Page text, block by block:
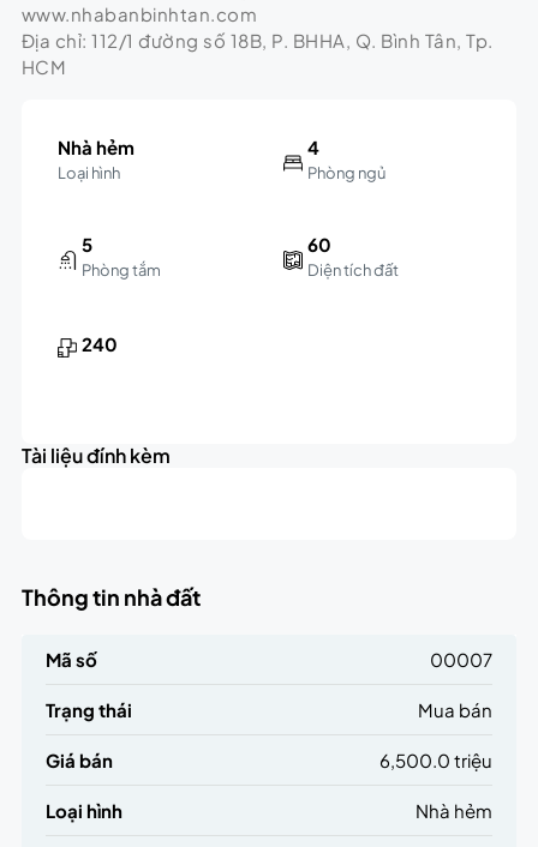
www.nhabanbinhtan.com
Địa chỉ: 112/1 đường số 18B, P. BHHA, Q. Bình Tân, Tp.
HCM
Nhà hẻm
Loại hình
4
Phòng ngủ
5
Phòng tắm
60
Diện tích đất
240
Tài liệu đính kèm
Thông tin nhà đất
Mã số 00007
Trạng thái Mua bán
Giá bán 6,500.0 triệu
Loại hình Nhà hẻm